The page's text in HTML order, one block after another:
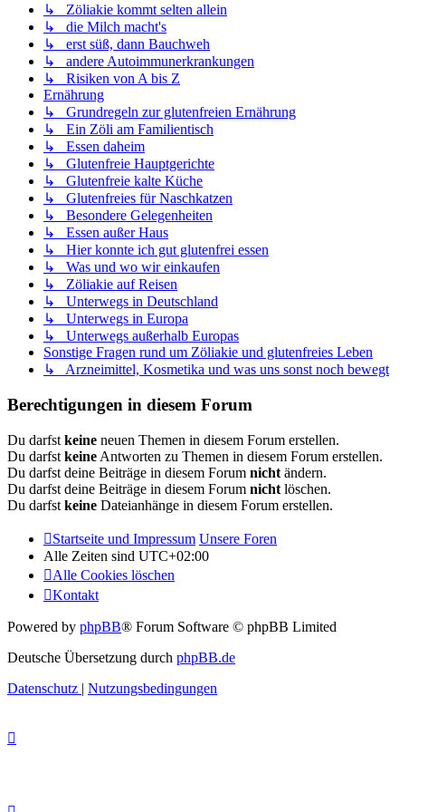
↳ Zöliakie kommt selten allein
↳ die Milch macht's
↳ erst süß, dann Bauchweh
↳ andere Autoimmunerkrankungen
↳ Risiken von A bis Z
Ernährung
↳ Grundregeln zur glutenfreien Ernährung
↳ Ein Zöli am Familientisch
↳ Essen daheim
↳ Glutenfreie Hauptgerichte
↳ Glutenfreie kalte Küche
↳ Glutenfreies für Naschkatzen
↳ Besondere Gelegenheiten
↳ Essen außer Haus
↳ Hier konnte ich gut glutenfrei essen
↳ Was und wo wir einkaufen
↳ Zöliakie auf Reisen
↳ Unterwegs in Deutschland
↳ Unterwegs in Europa
↳ Unterwegs außerhalb Europas
Sonstige Fragen rund um Zöliakie und glutenfreies Leben
↳ Arzneimittel, Kosmetika und was uns sonst noch bewegt
Berechtigungen in diesem Forum
Du darfst keine neuen Themen in diesem Forum erstellen.
Du darfst keine Antworten zu Themen in diesem Forum erstellen.
Du darfst deine Beiträge in diesem Forum nicht ändern.
Du darfst deine Beiträge in diesem Forum nicht löschen.
Du darfst keine Dateianhänge in diesem Forum erstellen.
Startseite und Impressum Unsere Foren
Alle Zeiten sind UTC+02:00
Alle Cookies löschen
Kontakt
Powered by phpBB® Forum Software © phpBB Limited
Deutsche Übersetzung durch phpBB.de
Datenschutz | Nutzungsbedingungen